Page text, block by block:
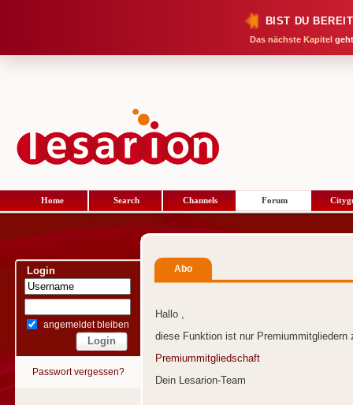
BIST DU
Das nächste Kapitel
Home Search Channels Forum
Login
angemeldet bleiben
Passwort vergessen?
Abo
Hallo ,
diese Funktion ist nur Premiummitgliedern
Premiummitgliedschaft
Dein Lesarion-Team